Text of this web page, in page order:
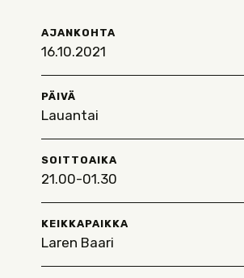
AJANKOHTA
16.10.2021
PÄIVÄ
Lauantai
SOITTOAIKA
21.00-01.30
KEIKKAPAIKKA
Laren Baari